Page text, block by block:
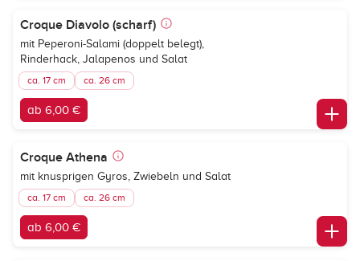
Croque Diavolo (scharf)
mit Peperoni-Salami (doppelt belegt),
Rinderhack, Jalapenos und Salat
ca. 17 cm ca. 26 cm
ab 6,00 €
Croque Athena
mit knusprigen Gyros, Zwiebeln und Salat
ca. 17 cm ca. 26 cm
ab 6,00 €